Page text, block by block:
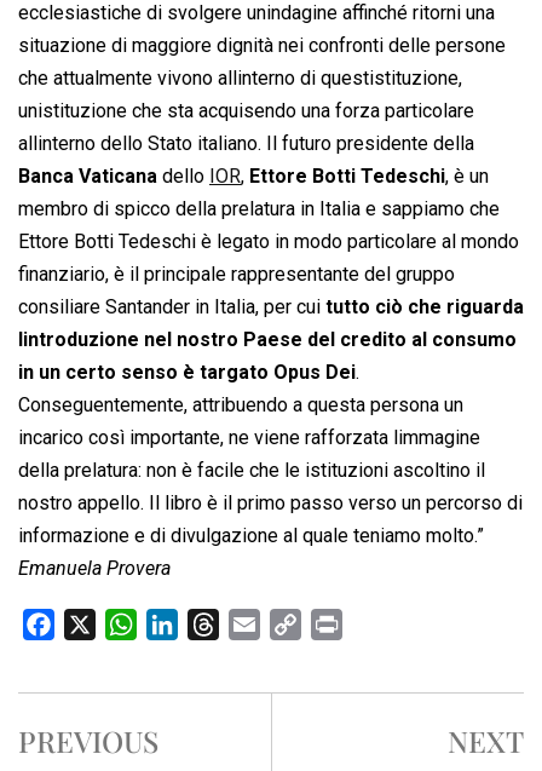
ecclesiastiche di svolgere unindagine affinché ritorni una
situazione di maggiore dignità nei confronti delle persone
che attualmente vivono allinterno di questistituzione,
unistituzione che sta acquisendo una forza particolare
allinterno dello Stato italiano. Il futuro presidente della
Banca Vaticana dello IOR, Ettore Botti Tedeschi, è un
membro di spicco della prelatura in Italia e sappiamo che
Ettore Botti Tedeschi è legato in modo particolare al mondo
finanziario, è il principale rappresentante del gruppo
consiliare Santander in Italia, per cui tutto ciò che riguarda
lintroduzione nel nostro Paese del credito al consumo
in un certo senso è targato Opus Dei.
Conseguentemente, attribuendo a questa persona un
incarico così importante, ne viene rafforzata limmagine
della prelatura: non è facile che le istituzioni ascoltino il
nostro appello. Il libro è il primo passo verso un percorso di
informazione e di divulgazione al quale teniamo molto.”
Emanuela Provera
c
b
W
a
s
n
r
a
p
i
PREVIOUS NEXT